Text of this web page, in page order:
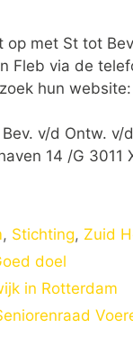
op met St tot
Fleb via de
hun website:
v/d Ontw. v/
14 /G 3011
, Stichting, Zuid
doel
in Rotterdam